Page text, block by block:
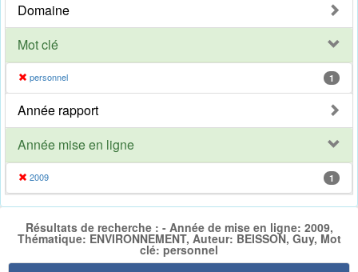
Domaine
Mot clé
personnel 1
Année rapport
Année mise en ligne
2009 1
Résultats de recherche : - Année de mise en ligne: 2009,
Thématique: ENVIRONNEMENT, Auteur: BEISSON, Guy, Mot
clé: personnel